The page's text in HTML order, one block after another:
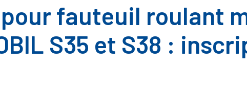
fauteuil roulant
S35 et S38 :